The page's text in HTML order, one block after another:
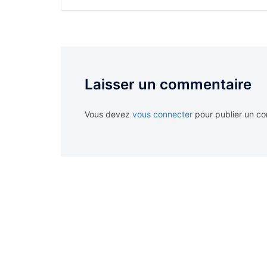
Laisser un commentaire
Vous devez vous connecter pour publier un